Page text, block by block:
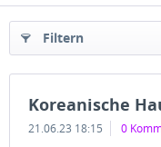
Filtern
Koreanische
21.06.23 18:15 0